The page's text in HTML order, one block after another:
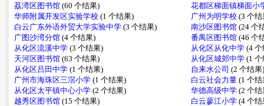
荔湾区图书馆 (60 个结果)
花都区梯面镇梯面小
华师附属开发区实验学校 (1 个结果) 广州为明学校 (3 个结
白云广东外语外贸大学实验中学 (3 个结果) 南沙区图书馆 (24 个
广图沙湾分馆 (4 个结果) 番禺区图书馆 (46 个
从化区流溪中学 (3 个结果) 从化区从化中学 (4
天河区图书馆 (63 个结果) 从化区城郊中学 (1
从化区吕田中学 (1 个结果) 自来水公司 (2 个结果)
广州市海珠区三滘小学 (1 个结果) 白云社会力量 (1 个结
从化区太平镇中心小学 (2 个结果) 华德高级中学 (2 个结
越秀区图书馆 (15 个结果) 白云蓼江小学 (4 个结